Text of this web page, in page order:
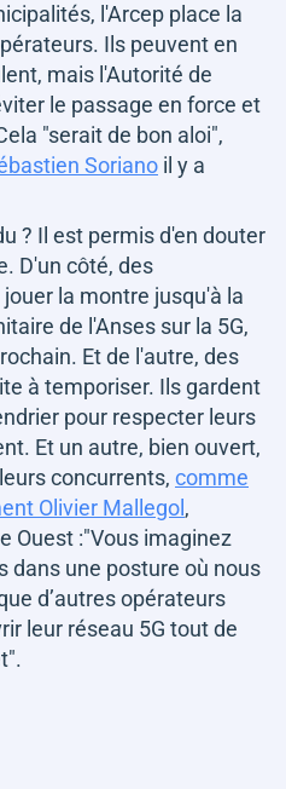
l'Arcep place la
Ils peuvent en
mais l'Autorité de
le passage en force et
"serait de bon aloi",
Soriano il y a
? Il est permis d'en douter
D'un côté, des
la montre jusqu'à la
de l'Anses sur la 5G,
Et de l'autre, des
à temporiser. Ils gardent
pour respecter leurs
Et un autre, bien ouvert,
concurrents, comme
Olivier Mallegol ,
Ouest :"Vous imaginez
dans une posture où nous
d’autres opérateurs
leur réseau 5G tout de